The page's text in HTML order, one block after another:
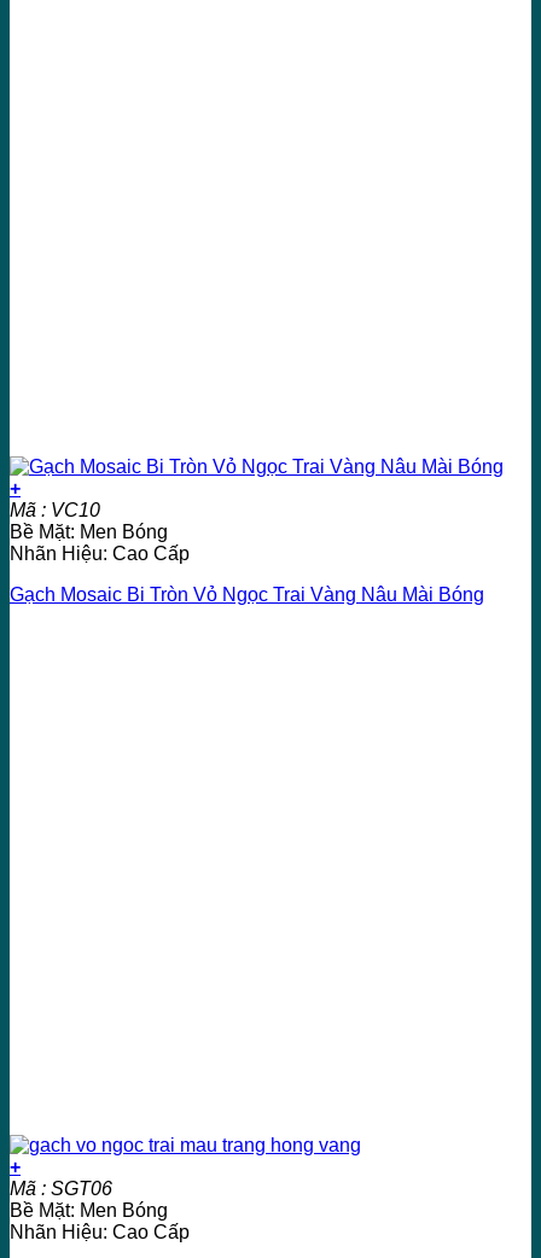
+
Mã : VC10
Bề Mặt: Men Bóng
Nhãn Hiệu: Cao Cấp
Gạch Mosaic Bi Tròn Vỏ Ngọc Trai Vàng Nâu Mài Bóng
+
Mã : SGT06
Bề Mặt: Men Bóng
Nhãn Hiệu: Cao Cấp